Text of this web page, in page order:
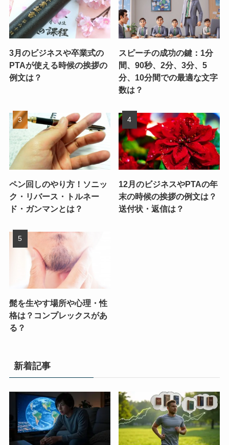
3月のビジネスや卒業式の
PTAが使える時候の挨拶の
例文は？
スピーチの成功の鍵：1分
間、90秒、2分、3分、5
分、10分間での最適な文字
数は？
ペン回しのやり方！ソニッ
ク・リバース・トルネー
ド・ガンマンとは？
12月のビジネスやPTAの年
末の時候の挨拶の例文は？
送付状・返信は？
髭を生やす場所や心理・性
格は？コンプレックスがあ
る？
新着記事